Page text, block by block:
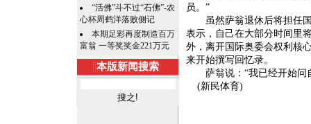
“活佛”斗不过“石佛”-农
心杯周鹤洋落败侧记
本期足彩再度制造百万
富翁 一等奖奖金221万元
本版新闻搜索
员。”
虽然萨翁退休后将担任国
表示，自己在大部分时间里
外，离开国际奥委会权利核
来开始撰写回忆录。
萨翁说：“我已经开始问
(新民体育)